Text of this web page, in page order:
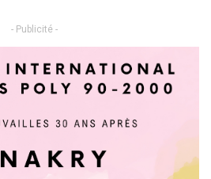
- Publicité -